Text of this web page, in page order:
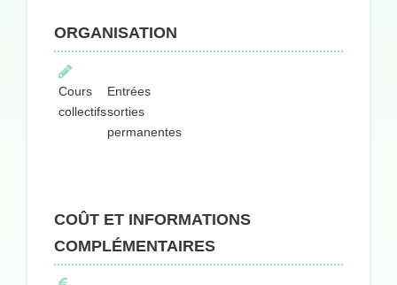
ORGANISATION
Cours
collectifs
Entrées
sorties
permanentes
COÛT ET INFORMATIONS
COMPLÉMENTAIRES